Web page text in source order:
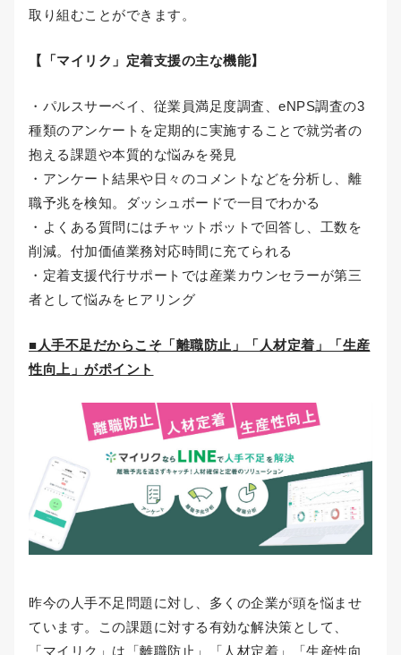
取り組むことができます。
【「マイリク」定着支援の主な機能】
・パルスサーベイ、従業員満足度調査、eNPS調査の3
種類のアンケートを定期的に実施することで就労者の
抱える課題や本質的な悩みを発見
・アンケート結果や日々のコメントなどを分析し、離
職予兆を検知。ダッシュボードで一目でわかる
・よくある質問にはチャットボットで回答し、工数を
削減。付加価値業務対応時間に充てられる
・定着支援代行サポートでは産業カウンセラーが第三
者として悩みをヒアリング
■人手不足だからこそ「離職防止」「人材定着」「生産
性向上」がポイント
昨今の人手不足問題に対し、多くの企業が頭を悩ませ
ています。この課題に対する有効な解決策として、
「マイリク」は「離職防止」「人材定着」「生産性向